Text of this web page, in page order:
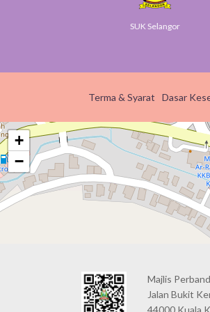
SUK Selangor
Terma & Syarat Dasar
+
−
Majlis
Jalan Bukit
44000 Kuala